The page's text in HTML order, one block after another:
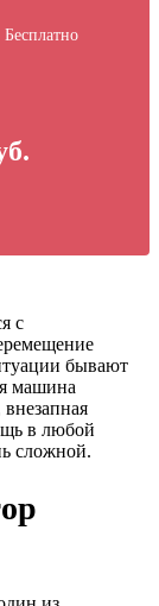
с
бывают
машина
внезапная
в любой
сложной.